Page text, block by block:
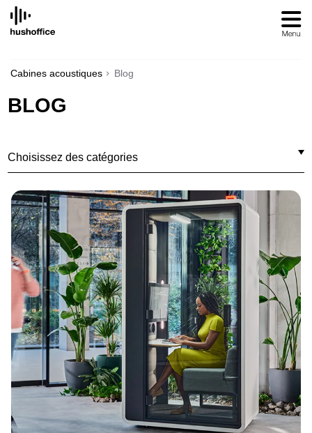
SKIP
CONTENT
Cabines acoustiques Blog
BLOG
Choisissez des catégories